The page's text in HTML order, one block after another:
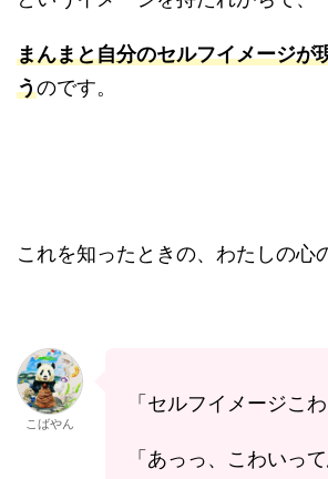
まんまと自分のセルフイメージが
うのです。
これを知ったときの、わたしの心
こばやん
「セルフイメージこ
「あっっ、こわいっ